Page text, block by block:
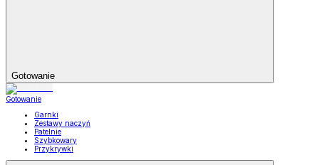
Gotowanie
Gotowanie
Garnki
Zestawy naczyń
Patelnie
Szybkowary
Przykrywki